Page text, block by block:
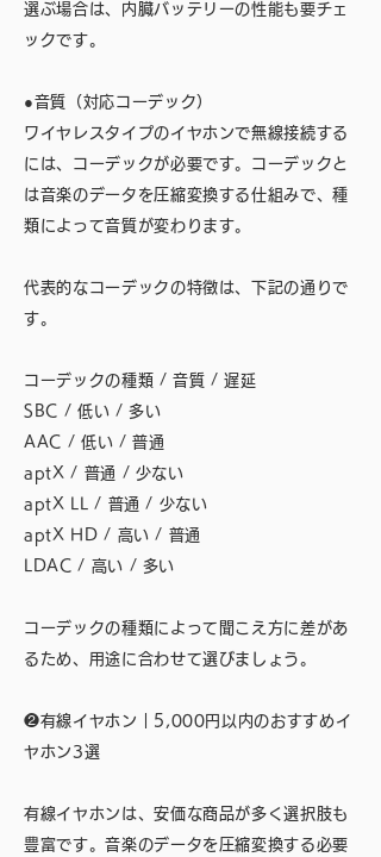
選ぶ場合は、内臓バッテリーの性能も要チェ
ックです。
●音質（対応コーデック）
ワイヤレスタイプのイヤホンで無線接続する
には、コーデックが必要です。コーデックと
は音楽のデータを圧縮変換する仕組みで、種
類によって音質が変わります。
代表的なコーデックの特徴は、下記の通りで
す。
コーデックの種類 / 音質 / 遅延
SBC / 低い / 多い
AAC / 低い / 普通
aptX / 普通 / 少ない
aptX LL / 普通 / 少ない
aptX HD / 高い / 普通
LDAC / 高い / 多い
コーデックの種類によって聞こえ方に差があ
るため、用途に合わせて選びましょう。
❷有線イヤホン｜5,000円以内のおすすめイ
ヤホン3選
有線イヤホンは、安価な商品が多く選択肢も
豊富です。音楽のデータを圧縮変換する必要